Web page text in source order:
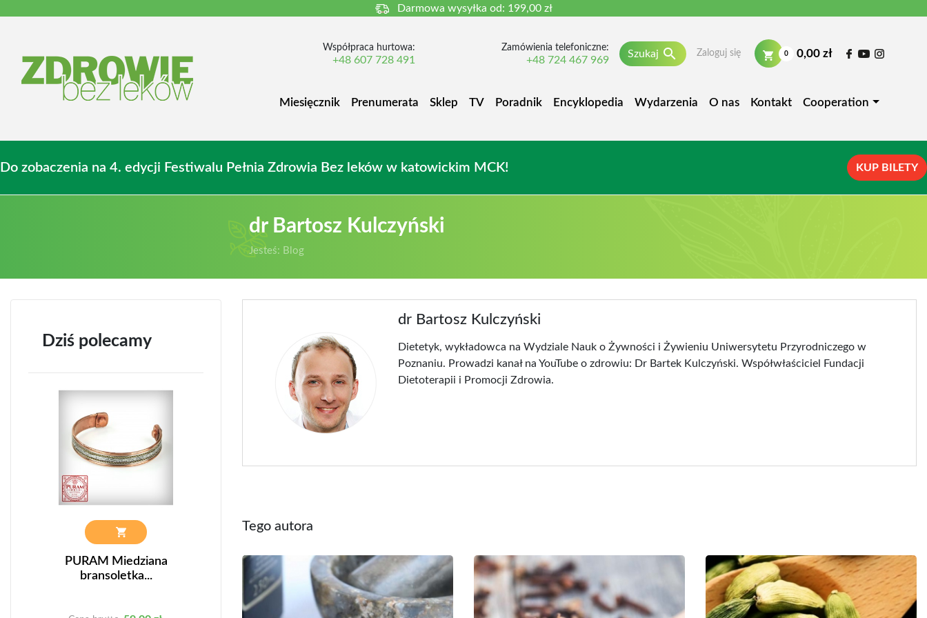
Darmowa wysyłka od: 199,00 zł
Współpraca hurtowa:
+48 607 728 491
Zamówienia telefoniczne:
+48 724 467 969
Szukaj  Zaloguj się 0 0,00 zł
Miesięcznik Prenumerata Sklep TV Poradnik Encyklopedia Wydarzenia O nas Kontakt Cooperation
Do zobaczenia na 4. edycji Festiwalu Pełnia Zdrowia Bez leków w katowickim MCK! KUP BILETY
dr Bartosz Kulczyński
Jesteś: Blog
Dziś polecamy
PURAM Miedziana
bransoletka...
Półroczna prenumerata... Miedziana bransoletka 37
PURAM Miedziana
Półroczna prenumerata...
dr Bartosz Kulczyński
Dietetyk, wykładowca na Wydziale Nauk o Żywności i Żywieniu Uniwersytetu Przyrodniczego w
Poznaniu. Prowadzi kanał na YouTube o zdrowiu: Dr Bartek Kulczyński. Współwłaściciel Fundacji
Dietoterapii i Promocji Zdrowia.
Tego autora